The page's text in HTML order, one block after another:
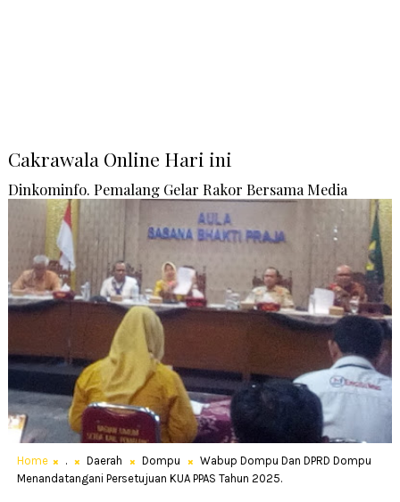
Cakrawala Online Hari ini
Dinkominfo. Pemalang Gelar Rakor Bersama Media
Home . Daerah Dompu
Wabup Dompu Dan DPRD Dompu
Menandatangani Persetujuan KUA PPAS Tahun 2025.